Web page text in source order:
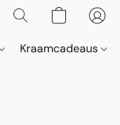
Kraamcadeaus